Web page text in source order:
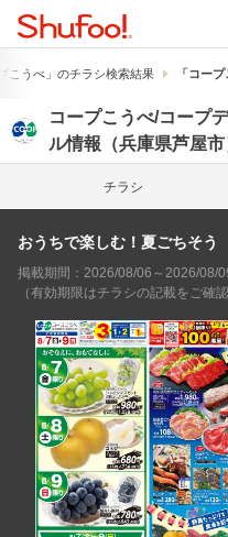
こうべ」のチラシ検索結果 「コー
コープこうべ/コープ
ル情報（兵庫県芦屋市
チラシ
おうちで楽しむ！夏ごちそう
掲載期間：2026/08/06～2026/08/
（有効期限はチラシの記載をご確認